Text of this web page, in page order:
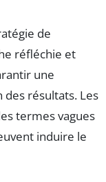
de
réfléchie et
une
des résultats. Les
termes vagues
induire le